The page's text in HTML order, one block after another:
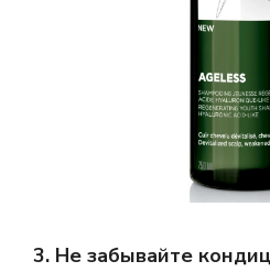
3. Не забывайте